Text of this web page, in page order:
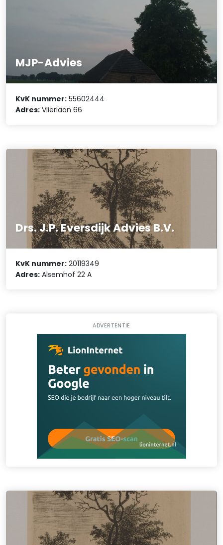
MJP-Advies
KvK nummer: 55602444
Adres: Vlierlaan 66
Drs. J.P. Eversdijk Advies B.V.
KvK nummer: 20119349
Adres: Alsemhof 22 A
ADVERTENTIE